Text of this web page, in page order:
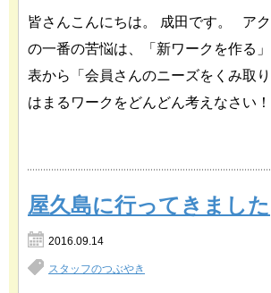
皆さんこんにちは。 成田です。 ア
の一番の苦悩は、「新ワークを作る
表から「会員さんのニーズをくみ取
はまるワークをどんどん考えなさい
屋久島に行ってきました
2016.09.14
スタッフのつぶやき